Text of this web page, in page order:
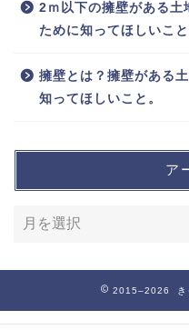
2ｍ以下の擁壁がある土
ために知ってほしいこと
擁壁とは？擁壁がある
知ってほしいこと。
ア
2015–2026 き